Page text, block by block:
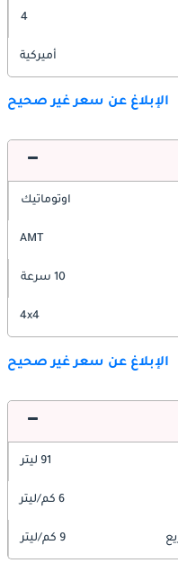
4
أميركية
الإبلاغ عن سعر غير صحيح
اوتوماتيك
AMT
10 سرعة
4x4
الإبلاغ عن سعر غير صحيح
91 ليتر
6 كم/ليتر
9 كم/ليتر